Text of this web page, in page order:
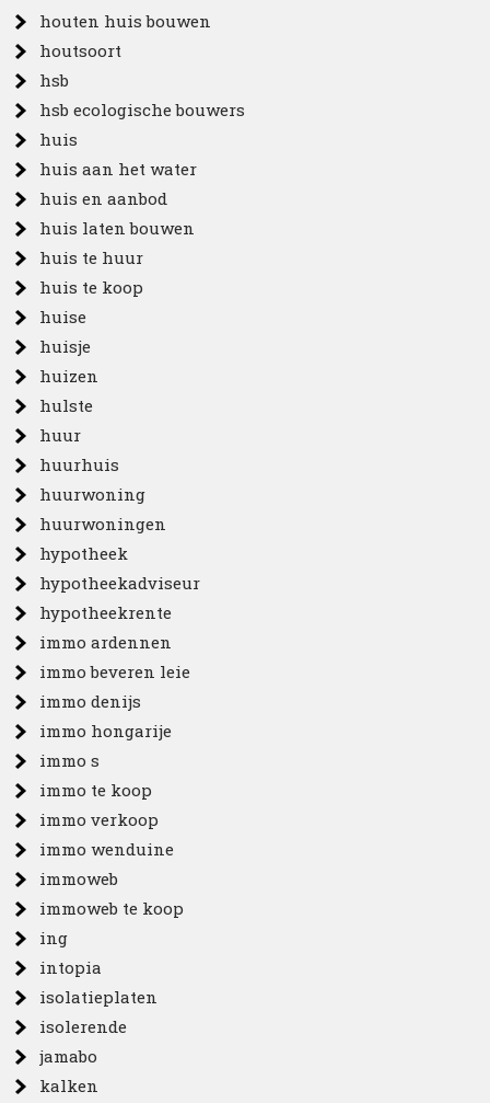
houten huis bouwen
houtsoort
hsb
hsb ecologische bouwers
huis
huis aan het water
huis en aanbod
huis laten bouwen
huis te huur
huis te koop
huise
huisje
huizen
hulste
huur
huurhuis
huurwoning
huurwoningen
hypotheek
hypotheekadviseur
hypotheekrente
immo ardennen
immo beveren leie
immo denijs
immo hongarije
immo s
immo te koop
immo verkoop
immo wenduine
immoweb
immoweb te koop
ing
intopia
isolatieplaten
isolerende
jamabo
kalken